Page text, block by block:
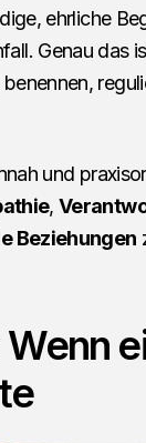
ehrliche
Genau das
und
,
Beziehungen